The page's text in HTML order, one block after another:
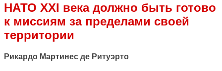
НАТО XXI века должно быть готово
к миссиям за пределами своей
территории
Рикардо Мартинес де Ритуэрто